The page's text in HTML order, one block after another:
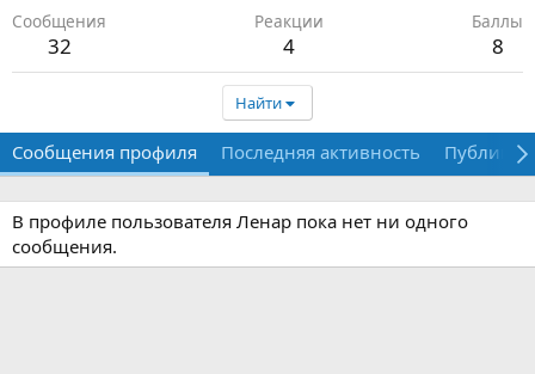
Сообщения
32
Реакции
4
Баллы
8
Найти
Сообщения профиля Последняя активность
В профиле пользователя Ленар пока нет ни одного
сообщения.